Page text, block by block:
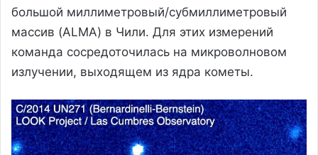
большой миллиметровый/субмиллиметровый
массив (ALMA) в Чили. Для этих измерений
команда сосредоточилась на микроволновом
излучении, выходящем из ядра кометы.